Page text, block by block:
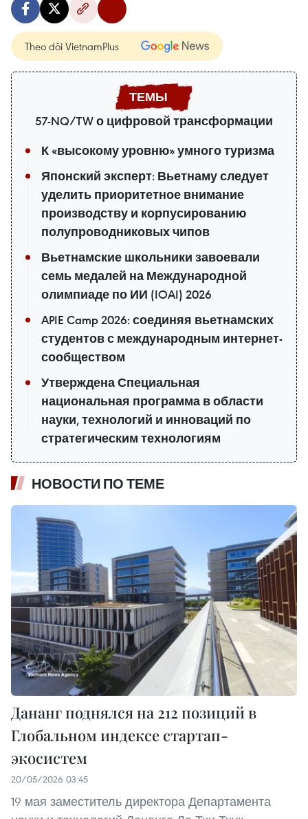
Theo dõi VietnamPlus
57-NQ/TW о цифровой трансформации
К «высокому уровню» умного туризма
Японский эксперт: Вьетнаму следует
уделить приоритетное внимание
производству и корпусированию
полупроводниковых чипов
Вьетнамские школьники завоевали
семь медалей на Международной
олимпиаде по ИИ (IOAI) 2026
APIE Camp 2026: соединяя вьетнамских
студентов с международным интернет-
сообществом
Утверждена Специальная
национальная программа в области
науки, технологий и инноваций по
стратегическим технологиям
НОВОСТИ ПО ТЕМЕ
Дананг поднялся на 212 позиций в
Глобальном индексе стартап-
экосистем
20/05/2026 03:45
19 мая заместитель директора Департамента